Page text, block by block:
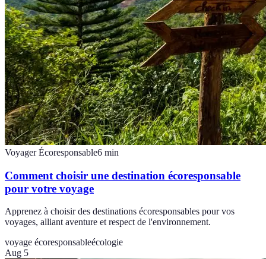
Voyager Écoresponsable6 min
Comment choisir une destination écoresponsable
pour votre voyage
Apprenez à choisir des destinations écoresponsables pour vos
voyages, alliant aventure et respect de l'environnement.
voyage écoresponsableécologie
Aug 5